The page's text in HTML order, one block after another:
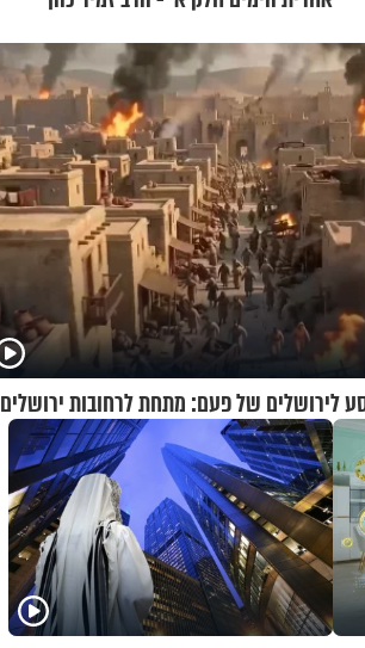
לירושלים של פעם: מתחת לרחובות ירושלים